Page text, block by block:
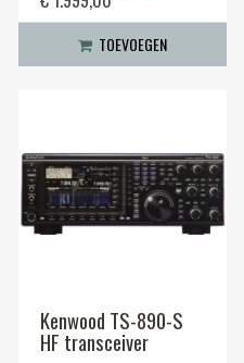
TOEVOEGEN
Kenwood TS-890-S
HF transceiver